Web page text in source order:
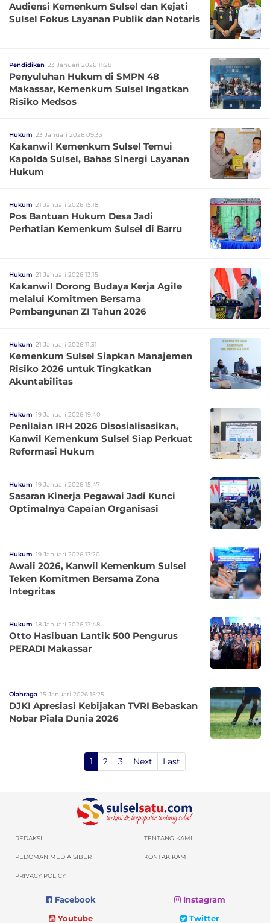
Audiensi Kemenkum Sulsel dan Kejati
Sulsel Fokus Layanan Publik dan Notaris
Pendidikan 23 Januari 2026 11:28
Penyuluhan Hukum di SMPN 48
Makassar, Kemenkum Sulsel Ingatkan
Risiko Medsos
Hukum 23 Januari 2026 09:33
Kakanwil Kemenkum Sulsel Temui
Kapolda Sulsel, Bahas Sinergi Layanan
Hukum
Hukum 21 Januari 2026 15:18
Pos Bantuan Hukum Desa Jadi
Perhatian Kemenkum Sulsel di Barru
Hukum 21 Januari 2026 13:15
Kakanwil Dorong Budaya Kerja Agile
melalui Komitmen Bersama
Pembangunan ZI Tahun 2026
Hukum 21 Januari 2026 11:31
Kemenkum Sulsel Siapkan Manajemen
Risiko 2026 untuk Tingkatkan
Akuntabilitas
Hukum 19 Januari 2026 19:40
Penilaian IRH 2026 Disosialisasikan,
Kanwil Kemenkum Sulsel Siap Perkuat
Reformasi Hukum
Hukum 19 Januari 2026 15:47
Sasaran Kinerja Pegawai Jadi Kunci
Optimalnya Capaian Organisasi
Hukum 19 Januari 2026 13:20
Awali 2026, Kanwil Kemenkum Sulsel
Teken Komitmen Bersama Zona
Integritas
Hukum 18 Januari 2026 13:48
Otto Hasibuan Lantik 500 Pengurus
PERADI Makassar
Olahraga 15 Januari 2026 15:25
DJKI Apresiasi Kebijakan TVRI Bebaskan
Nobar Piala Dunia 2026
1 2 3 Next Last
REDAKSI TENTANG KAMI
PEDOMAN MEDIA SIBER KONTAK KAMI
PRIVACY POLICY
Facebook
Instagram
Youtube
Twitter